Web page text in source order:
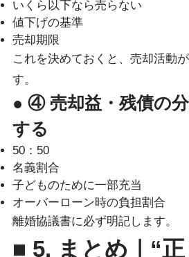
いくら以下なら売らない
値下げの基準
売却期限
これを決めておくと、売却活動
す。
● ④ 売却益・残債の
する
50：50
名義割合
子どものために一部充当
オーバーローン時の負担割合
離婚協議書に必ず明記します。
■ 5. まとめ｜“